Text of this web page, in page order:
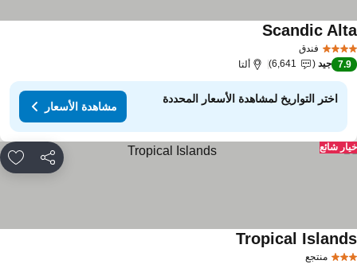
فندق
Scandic
7.9 جيد 6,641 ألتا
اختر التواريخ لمشاهدة الأسعار المحددة
مشاهدة الأسعار
مشاركة
شائع
منتجع
Tropical